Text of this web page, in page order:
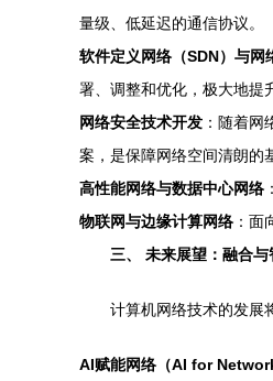
量级、低延迟的通信协议。
软件定义网络（SDN）与网
署、调整和优化，极大地提
网络安全技术开发 ：随着
案，是保障网络空间清朗的
高性能网络与数据中心网络
物联网与边缘计算网络 ：
三、 未来展望：融合与
计算机网络技术的发展
AI赋能网络（AI for